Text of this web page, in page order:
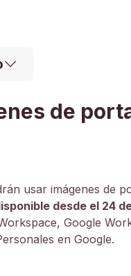
de
usar imágenes de
desde el 24
Google
en Google.